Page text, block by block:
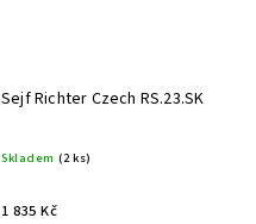
Sejf Richter Czech RS.23.SK
Skladem (2 ks)
1 835 Kč